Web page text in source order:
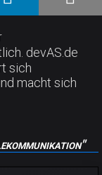
devAS.de
sich
macht sich